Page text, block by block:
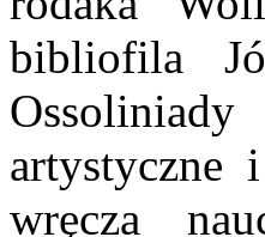
bibliofila
artystyczne
wręcza